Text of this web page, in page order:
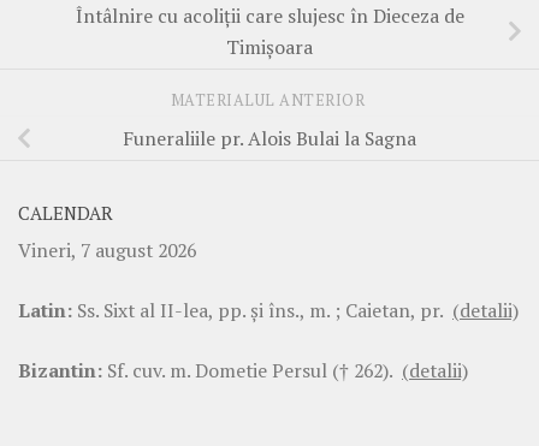
Întâlnire cu acoliții care slujesc în Dieceza de
Timișoara
MATERIALUL ANTERIOR
Funeraliile pr. Alois Bulai la Sagna
CALENDAR
Vineri, 7 august 2026
Latin: Ss. Sixt al II-lea, pp. şi îns., m. ; Caietan, pr. (detalii)
Bizantin: Sf. cuv. m. Dometie Persul († 262). (detalii)